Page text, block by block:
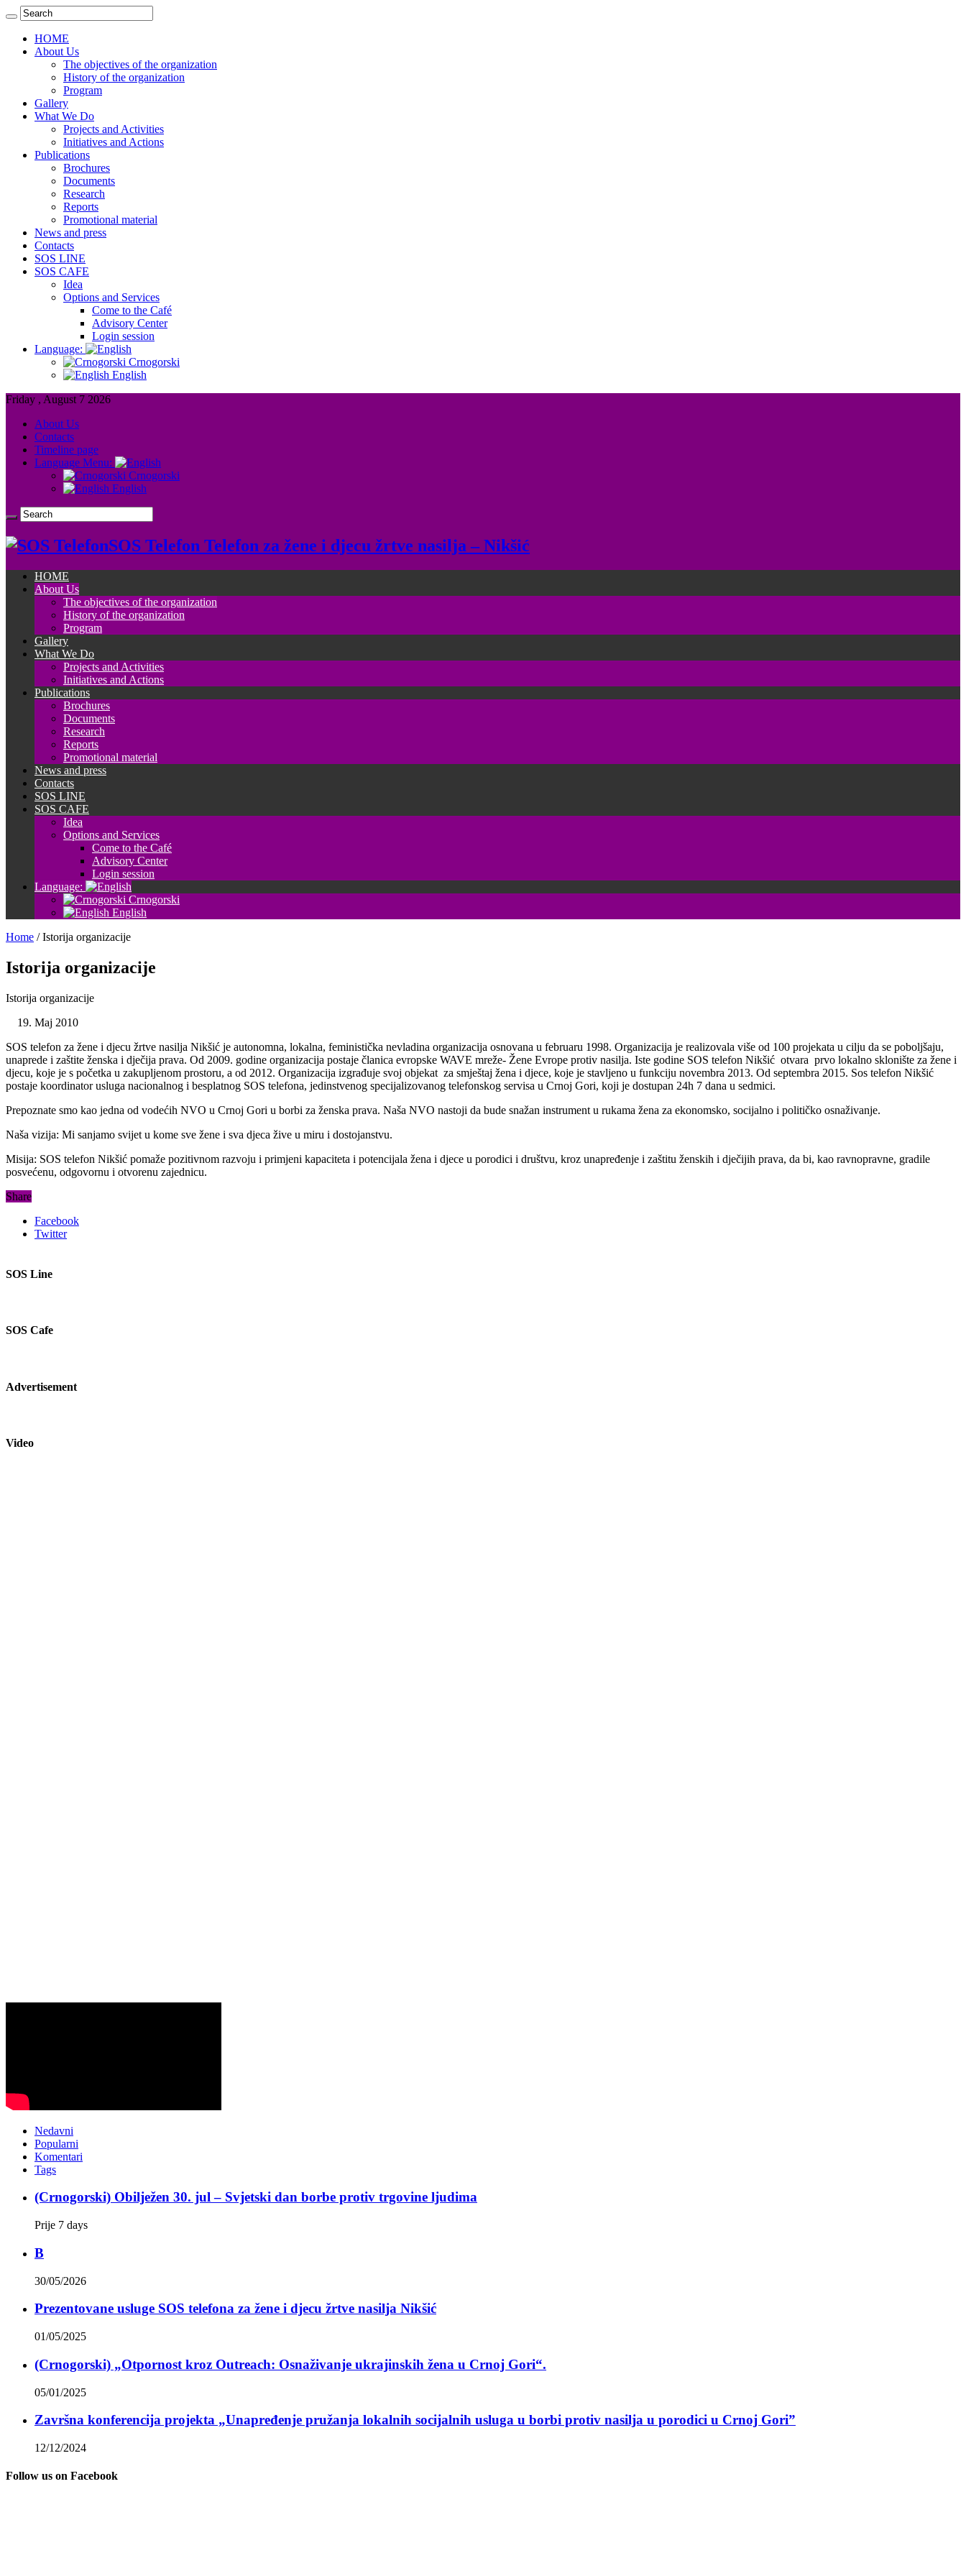
HOME
About Us
The objectives of the organization
History of the organization
Program
Gallery
What We Do
Projects and Activities
Initiatives and Actions
Publications
Brochures
Documents
Research
Reports
Promotional material
News and press
Contacts
SOS LINE
SOS CAFE
Idea
Options and Services
Come to the Café
Advisory Center
Login session
Language:
Crnogorski
English
Friday , August 7 2026
About Us
Contacts
Timeline page
Language Menu:
Crnogorski
English
SOS Telefon Telefon za žene i djecu žrtve nasilja – Nikšić
HOME
About Us
The objectives of the organization
History of the organization
Program
Gallery
What We Do
Projects and Activities
Initiatives and Actions
Publications
Brochures
Documents
Research
Reports
Promotional material
News and press
Contacts
SOS LINE
SOS CAFE
Idea
Options and Services
Come to the Café
Advisory Center
Login session
Language:
Crnogorski
English
Home / Istorija organizacije
Istorija organizacije
Istorija organizacije
Maj 2010
SOS telefon za žene i djecu žrtve nasilja Nikšić je autonomna, lokalna, feministička nevladina organizacija osnovana u februaru 1998. Organizacija je realizovala više od 100 projekata u cilju da se poboljšaju,
unaprede i zaštite ženska i dječija prava. Od 2009. godine organizacija postaje članica evropske WAVE mreže- Žene Evrope protiv nasilja. Iste godine SOS telefon Nikšić otvara prvo lokalno sklonište za žene i
djecu, koje je s početka u zakupljenom prostoru, a od 2012. Organizacija izgrađuje svoj objekat za smještaj žena i djece, koje je stavljeno u funkciju novembra 2013. Od septembra 2015. Sos telefon Nikšić
postaje koordinator usluga nacionalnog i besplatnog SOS telefona, jedinstvenog specijalizovanog telefonskog servisa u Crnoj Gori, koji je dostupan 24h 7 dana u sedmici.
Prepoznate smo kao jedna od vodećih NVO u Crnoj Gori u borbi za ženska prava. Naša NVO nastoji da bude snažan instrument u rukama žena za ekonomsko, socijalno i političko osnaživanje.
Naša vizija: Mi sanjamo svijet u kome sve žene i sva djeca žive u miru i dostojanstvu.
Misija: SOS telefon Nikšić pomaže pozitivnom razvoju i primjeni kapaciteta i potencijala žena i djece u porodici i društvu, kroz unapređenje i zaštitu ženskih i dječijih prava, da bi, kao ravnopravne, gradile
posvećenu, odgovornu i otvorenu zajednicu.
Share
Facebook
Twitter
SOS Line
SOS Cafe
Advertisement
Video
Nedavni
Popularni
Komentari
Tags
(Crnogorski) Obilježen 30. jul – Svjetski dan borbe protiv trgovine ljudima
Prije 7 days
B
30/05/2026
Prezentovane usluge SOS telefona za žene i djecu žrtve nasilja Nikšić
01/05/2025
(Crnogorski) „Otpornost kroz Outreach: Osnaživanje ukrajinskih žena u Crnoj Gori“.
05/01/2025
Završna konferencija projekta „Unapređenje pružanja lokalnih socijalnih usluga u borbi protiv nasilja u porodici u Crnoj Gori”
12/12/2024
Follow us on Facebook